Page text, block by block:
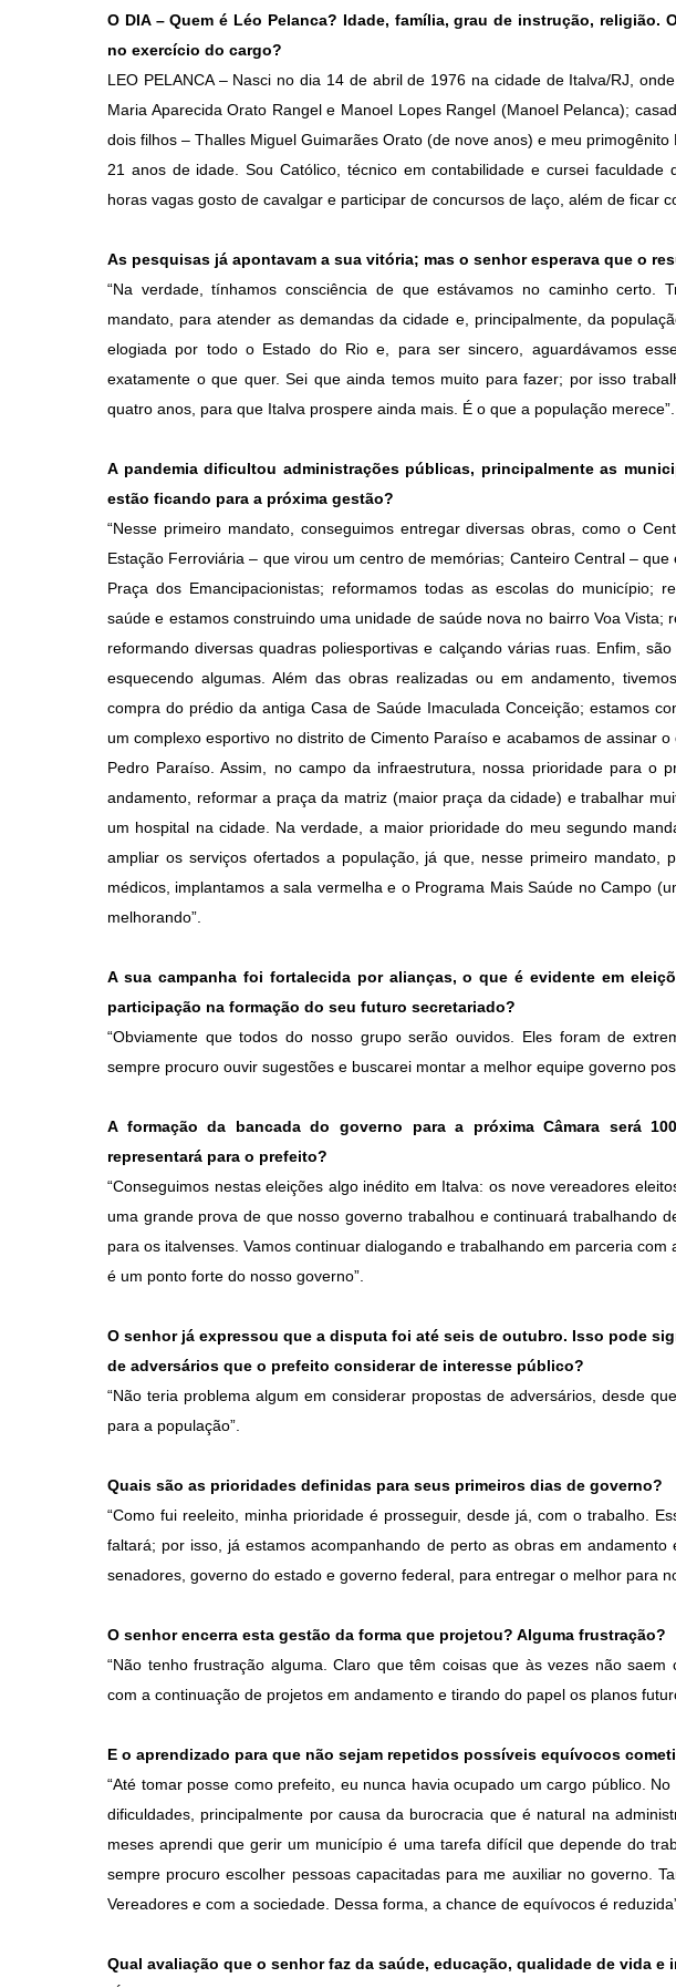
O DIA – Quem é Léo Pelanca? Idade, família, grau de instrução, religião.
no exercício do cargo?
LEO PELANCA – Nasci no dia 14 de abril de 1976 na cidade de Italva/RJ,
Maria Aparecida Orato Rangel e Manoel Lopes Rangel (Manoel Pelanca);
dois filhos – Thalles Miguel Guimarães Orato (de nove anos) e meu
21 anos de idade. Sou Católico, técnico em contabilidade e cursei
horas vagas gosto de cavalgar e participar de concursos de laço, além de ficar
As pesquisas já apontavam a sua vitória; mas o senhor esperava que o
“Na verdade, tínhamos consciência de que estávamos no caminho certo.
mandato, para atender as demandas da cidade e, principalmente, da
elogiada por todo o Estado do Rio e, para ser sincero, aguardávamos
exatamente o que quer. Sei que ainda temos muito para fazer; por isso
quatro anos, para que Italva prospere ainda mais. É o que a população merece”.
A pandemia dificultou administrações públicas, principalmente as
estão ficando para a próxima gestão?
“Nesse primeiro mandato, conseguimos entregar diversas obras, como o
Estação Ferroviária – que virou um centro de memórias; Canteiro Central –
Praça dos Emancipacionistas; reformamos todas as escolas do município;
saúde e estamos construindo uma unidade de saúde nova no bairro Voa Vista;
reformando diversas quadras poliesportivas e calçando várias ruas. Enfim,
esquecendo algumas. Além das obras realizadas ou em andamento,
compra do prédio da antiga Casa de Saúde Imaculada Conceição; estamos
um complexo esportivo no distrito de Cimento Paraíso e acabamos de assinar
Pedro Paraíso. Assim, no campo da infraestrutura, nossa prioridade para o
andamento, reformar a praça da matriz (maior praça da cidade) e trabalhar
um hospital na cidade. Na verdade, a maior prioridade do meu segundo
ampliar os serviços ofertados a população, já que, nesse primeiro mandato,
médicos, implantamos a sala vermelha e o Programa Mais Saúde no Campo
melhorando”.
A sua campanha foi fortalecida por alianças, o que é evidente em
participação na formação do seu futuro secretariado?
“Obviamente que todos do nosso grupo serão ouvidos. Eles foram de
sempre procuro ouvir sugestões e buscarei montar a melhor equipe governo
A formação da bancada do governo para a próxima Câmara será
representará para o prefeito?
“Conseguimos nestas eleições algo inédito em Italva: os nove vereadores
uma grande prova de que nosso governo trabalhou e continuará trabalhando
para os italvenses. Vamos continuar dialogando e trabalhando em parceria com
é um ponto forte do nosso governo”.
O senhor já expressou que a disputa foi até seis de outubro. Isso pode
de adversários que o prefeito considerar de interesse público?
“Não teria problema algum em considerar propostas de adversários, desde
para a população”.
Quais são as prioridades definidas para seus primeiros dias de governo?
“Como fui reeleito, minha prioridade é prosseguir, desde já, com o trabalho.
faltará; por isso, já estamos acompanhando de perto as obras em andamento
senadores, governo do estado e governo federal, para entregar o melhor para
O senhor encerra esta gestão da forma que projetou? Alguma frustração?
“Não tenho frustração alguma. Claro que têm coisas que às vezes não saem
com a continuação de projetos em andamento e tirando do papel os planos
E o aprendizado para que não sejam repetidos possíveis equívocos
“Até tomar posse como prefeito, eu nunca havia ocupado um cargo público.
dificuldades, principalmente por causa da burocracia que é natural na
meses aprendi que gerir um município é uma tarefa difícil que depende do
sempre procuro escolher pessoas capacitadas para me auxiliar no governo.
Vereadores e com a sociedade. Dessa forma, a chance de equívocos é
Qual avaliação que o senhor faz da saúde, educação, qualidade de vida